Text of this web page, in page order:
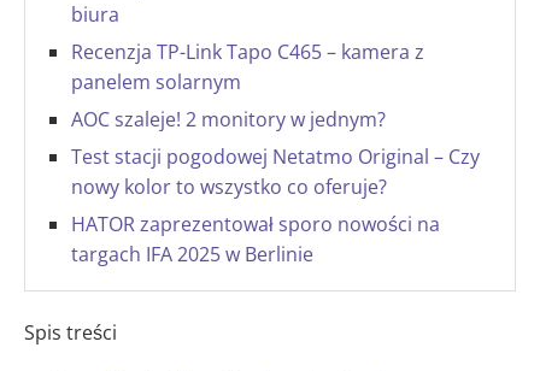
biura
Recenzja TP-Link Tapo C465 – kamera z
panelem solarnym
AOC szaleje! 2 monitory w jednym?
Test stacji pogodowej Netatmo Original – Czy
nowy kolor to wszystko co oferuje?
HATOR zaprezentował sporo nowości na
targach IFA 2025 w Berlinie
Spis treści